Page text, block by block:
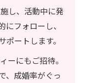
し、活動中に発
フォローし、
ポートします。
ーにもご招待。
、成婚率がぐっ